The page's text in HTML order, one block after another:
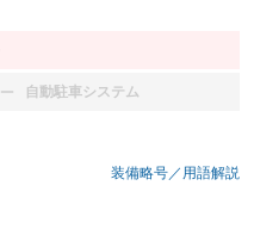
自動駐車システム
：装備なし
装備略号／用語解説